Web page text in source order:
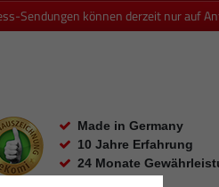
Sendungen können derzeit nur auf
Made in Germany
10 Jahre Erfahrung
24 Monate